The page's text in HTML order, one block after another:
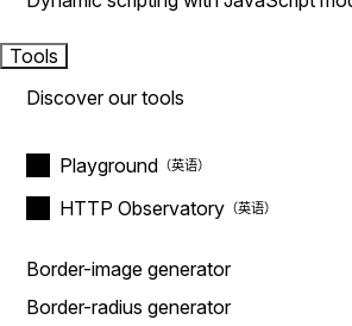
Tools
Discover our tools
Playground
HTTP Observatory
Border-image generator
Border-radius generator